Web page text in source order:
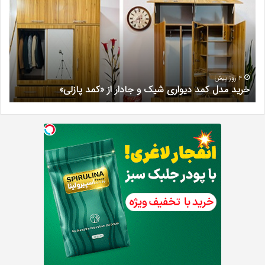
دیواری
شیک
جادار
از
«کمد
پازلی»
4 روز پیش
خرید مدل کمد دیواری شیک و جادار از «کمد پازلی»
در